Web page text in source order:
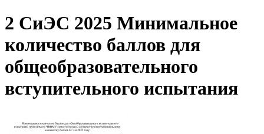
2 СиЭС 2025 Минимальное
количество баллов для
общеобразовательного
вступительного испытания